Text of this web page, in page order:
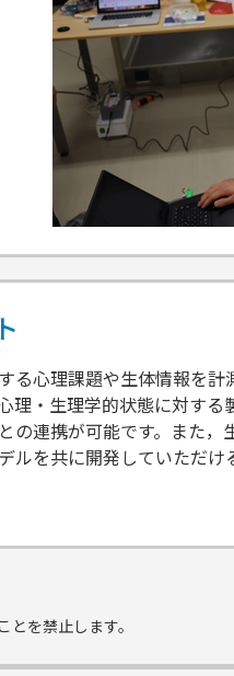
る心理課題や生体情報を計
理・生理学的状態に対する
の連携が可能です。また，
ルを共に開発していただけ
を禁止します。